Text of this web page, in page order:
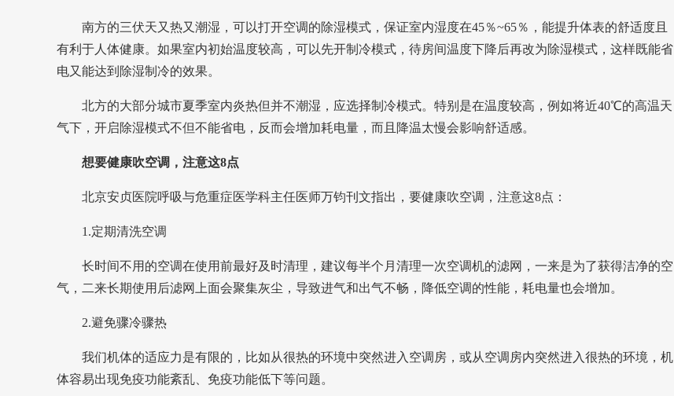
南方的三伏天又热又潮湿， 可以打开空调的除湿模式，保证室内湿度在45％~65％ ，能提升体表的舒适度且
有利于人体健康。如果室内初始温度较高，可以先开制冷模式，待房间温度下降后再改为除湿模式， 这样既能省
电又能达到除湿制冷的效果。
北方的大部分城市夏季室内炎热但并不潮湿，应选择制冷模式。 特别是在温度较高，例如将近40℃的高温天
气下，开启除湿模式不但不能省电，反而会增加耗电量，而且降温太慢会影响舒适感。
想要健康吹空调，注意这8点
北京安贞医院呼吸与危重症医学科主任医师万钧刊文指出，要健康吹空调， 注意这8点：
1.定期清洗空调
长时间不用的空调在使用前最好及时清理，建议每半个月清理一次空调机的滤网，一来是为了获得洁净的空
气，二来长期使用后滤网上面会聚集灰尘，导致进气和出气不畅，降低空调的性能，耗电量也会增加。
2.避免骤冷骤热
我们机体的适应力是有限的，比如从很热的环境中突然进入空调房，或从空调房内突然进入很热的环境，机
体容易出现免疫功能紊乱、免疫功能低下等问题。